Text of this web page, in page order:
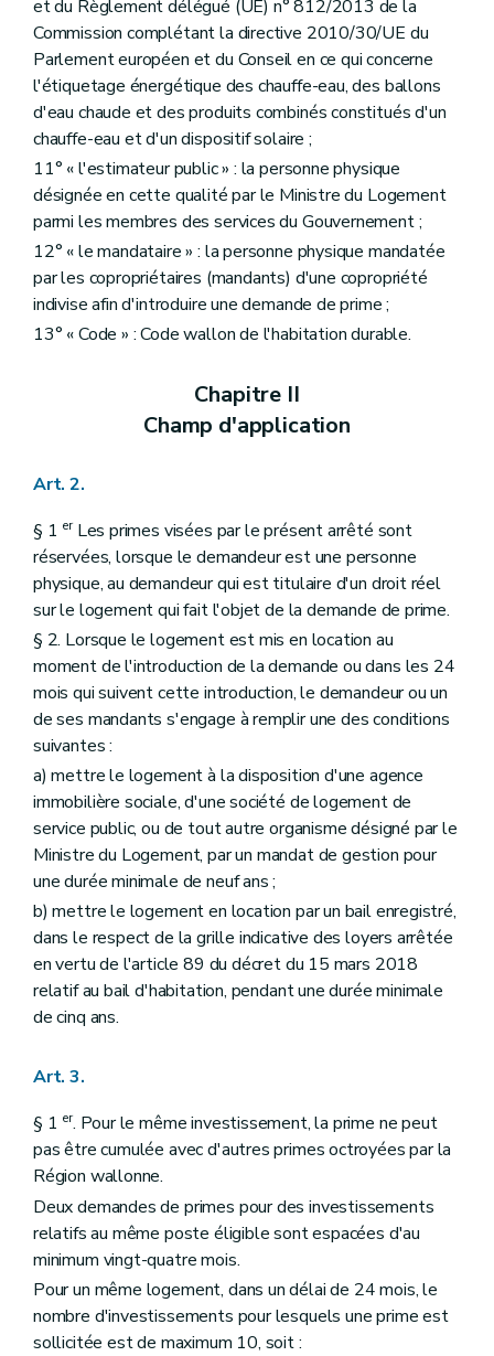
et du Règlement délégué (UE) n° 812/2013 de la
Commission complétant la directive 2010/30/UE du
Parlement européen et du Conseil en ce qui concerne
l'étiquetage énergétique des chauffe-eau, des ballons
d'eau chaude et des produits combinés constitués d'un
chauffe-eau et d'un dispositif solaire ;
11° « l'estimateur public » : la personne physique
désignée en cette qualité par le Ministre du Logement
parmi les membres des services du Gouvernement ;
12° « le mandataire » : la personne physique mandatée
par les copropriétaires (mandants) d'une copropriété
indivise afin d'introduire une demande de prime ;
13° « Code » : Code wallon de l'habitation durable.
Chapitre II
Champ d'application
Art. 2.
§ 1 erLes primes visées par le présent arrêté sont
réservées, lorsque le demandeur est une personne
physique, au demandeur qui est titulaire d'un droit réel
sur le logement qui fait l'objet de la demande de prime.
§ 2. Lorsque le logement est mis en location au
moment de l'introduction de la demande ou dans les 24
mois qui suivent cette introduction, le demandeur ou un
de ses mandants s'engage à remplir une des conditions
suivantes :
a) mettre le logement à la disposition d'une agence
immobilière sociale, d'une société de logement de
service public, ou de tout autre organisme désigné par le
Ministre du Logement, par un mandat de gestion pour
une durée minimale de neuf ans ;
b) mettre le logement en location par un bail enregistré,
dans le respect de la grille indicative des loyers arrêtée
en vertu de l'article 89 du décret du 15 mars 2018
relatif au bail d'habitation, pendant une durée minimale
de cinq ans.
Art. 3.
§ 1 er. Pour le même investissement, la prime ne peut
pas être cumulée avec d'autres primes octroyées par la
Région wallonne.
Deux demandes de primes pour des investissements
relatifs au même poste éligible sont espacées d'au
minimum vingt-quatre mois.
Pour un même logement, dans un délai de 24 mois, le
nombre d'investissements pour lesquels une prime est
sollicitée est de maximum 10, soit :